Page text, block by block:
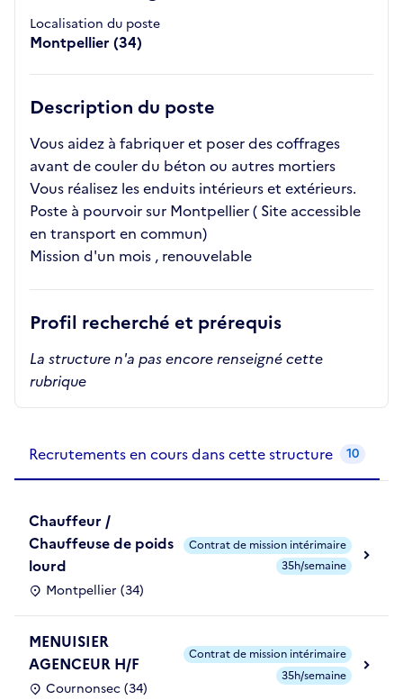
Localisation du poste
Montpellier (34)
Description du poste
Vous aidez à fabriquer et poser des coffrages
avant de couler du béton ou autres mortiers
Vous réalisez les enduits intérieurs et extérieurs.
Poste à pourvoir sur Montpellier ( Site accessible
en transport en commun)
Mission d'un mois , renouvelable
Profil recherché et prérequis
La structure n'a pas encore renseigné cette
rubrique
Recrutements en cours dans cette structure 10
Chauffeur /
Chauffeuse de poids
lourd
Montpellier (34)
Contrat de mission intérimaire
35h/semaine
MENUISIER
AGENCEUR H/F
Cournonsec (34)
Contrat de mission intérimaire
35h/semaine